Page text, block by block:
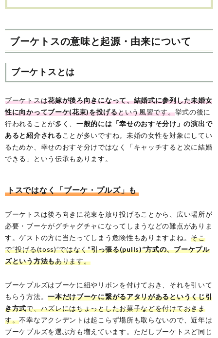
ブーケトスの意味と起源・由来について
ブーケトスとは
ブーケトスは花嫁が後ろ向きになって、結婚式に参列した未婚女
性に向かってブーケ(花束)を投げるという風習です。挙式の後に
行われることが多く、 一般的には「幸せのおすそ分け」の演出で
あると紹介される ことが多いですね。未婚の女性を対象にしてい
るためか、幸せのおすそ分けではなく「キャッチすると次に結婚
できる」という伝承もあります。
トスではなく「ブーケ・プルズ」も
ブーケトスは後ろ向きに花束を放り投げることから、広い場所が
必要・ブーケがグチャグチャになってしまうなどの難点がありま
す。ゲストの方に当たってしまう危険性もありますよね。そこ
で“投げる(toss)”ではなく“引っ張る(pulls)”方式の、ブーケプル
ズという方法もあります。
ブーケプルズはブーケに紐やリボンを付けておき、それを引いて
もらう方法。一本だけブーケに繋がるアタリがあるというくじ引
き方式で、ハズレにはちょっとしたお菓子などを付けておきま
す。不幸なアクシデントは起こらず場所も取らないので、近年は
ブーケプルズを選ぶ方も増えています。ただしブーケトスど同じ